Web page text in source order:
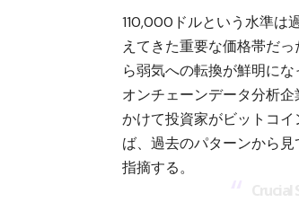
110,000ドルという水準は
えてきた重要な価格帯だ
ら弱気への転換が鮮明にな
オンチェーンデータ分析
かけて投資家がビットコ
ば、過去のパターンから
指摘する。